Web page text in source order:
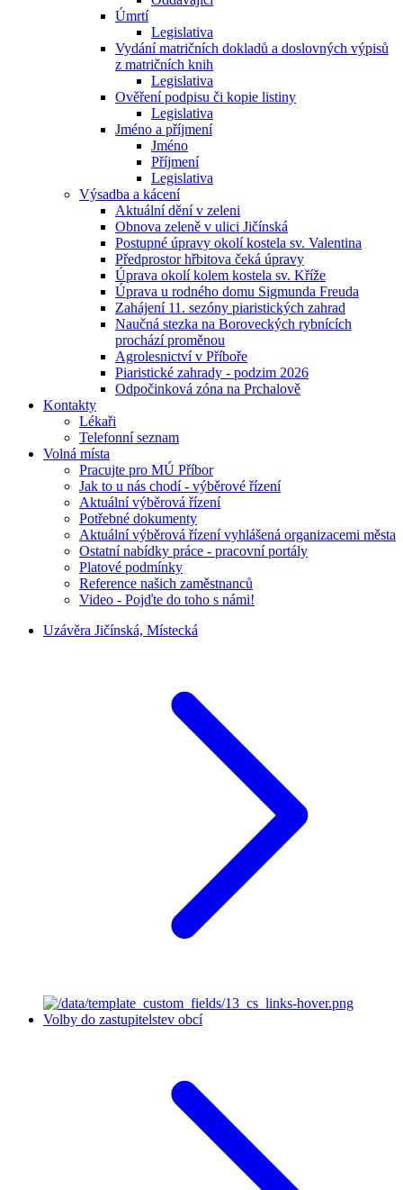
Úmrtí
Legislativa
Vydání matričních dokladů a doslovných výpisů
z matričních knih
Legislativa
Ověření podpisu či kopie listiny
Legislativa
Jméno a příjmení
Jméno
Příjmení
Legislativa
Výsadba a kácení
Aktuální dění v zeleni
Obnova zeleně v ulici Jičínská
Postupné úpravy okolí kostela sv. Valentina
Předprostor hřbitova čeká úpravy
Úprava okolí kolem kostela sv. Kříže
Úprava u rodného domu Sigmunda Freuda
Zahájení 11. sezóny piaristických zahrad
Naučná stezka na Boroveckých rybnících
prochází proměnou
Agrolesnictví v Příboře
Piaristické zahrady - podzim 2026
Odpočinková zóna na Prchalově
Kontakty
Lékaři
Telefonní seznam
Volná místa
Pracujte pro MÚ Příbor
Jak to u nás chodí - výběrové řízení
Aktuální výběrová řízení
Potřebné dokumenty
Aktuální výběrová řízení vyhlášená organizacemi města
Ostatní nabídky práce - pracovní portály
Platové podmínky
Reference našich zaměstnanců
Video - Pojďte do toho s námi!
Uzávěra Jičínská, Místecká
Volby do zastupitelstev obcí